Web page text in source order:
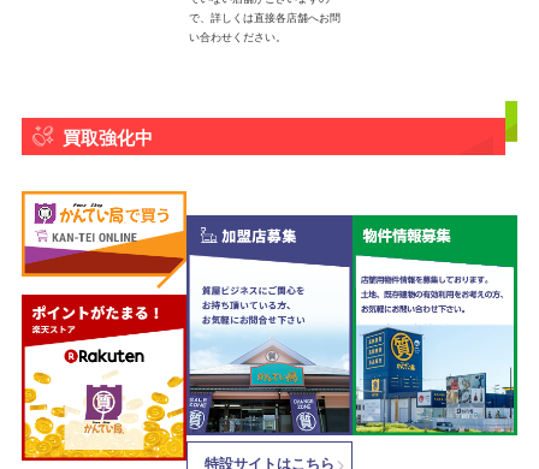
で、詳しくは直接各店舗へお問
い合わせください。
買取強化中
特設サイトはこちら